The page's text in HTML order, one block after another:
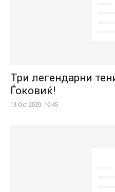
Три легендарни
Ѓоковиќ!
13 Oct 2020. 10:45